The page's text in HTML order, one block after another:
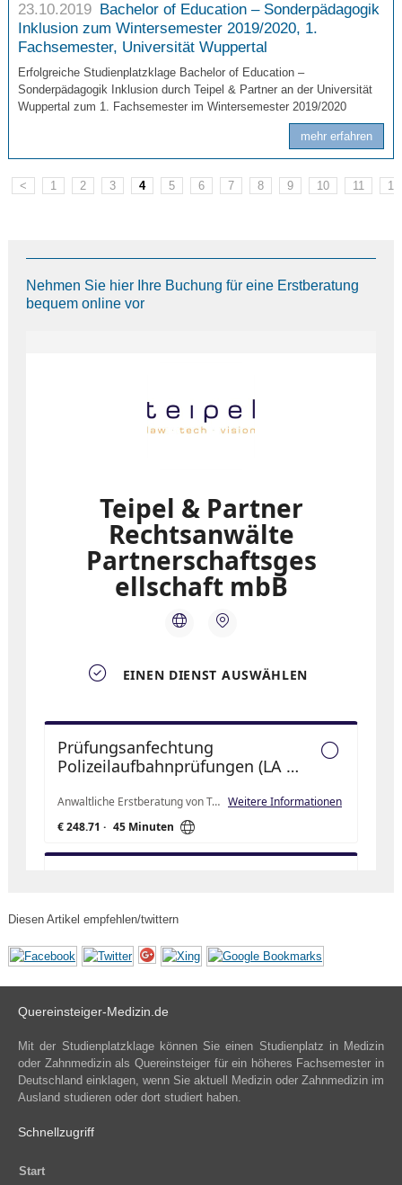
23.10.2019 Bachelor of Education – Sonderpädagogik
Inklusion zum Wintersemester 2019/2020, 1.
Fachsemester, Universität Wuppertal
Erfolgreiche Studienplatzklage Bachelor of Education –
Sonderpädagogik Inklusion durch Teipel & Partner an der Universität
Wuppertal zum 1. Fachsemester im Wintersemester 2019/2020
mehr erfahren
< 1 2 3 4 5 6 7 8 9 10 11 12
Nehmen Sie hier Ihre Buchung für eine Erstberatung
bequem online vor
Diesen Artikel empfehlen/twittern
Quereinsteiger-Medizin.de
Mit der Studienplatzklage können Sie einen Studienplatz in Medizin
oder Zahnmedizin als Quereinsteiger für ein höheres Fachsemester in
Deutschland einklagen, wenn Sie aktuell Medizin oder Zahnmedizin im
Ausland studieren oder dort studiert haben.
Schnellzugriff
Start